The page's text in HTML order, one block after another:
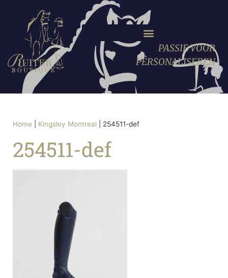
PASSIE VOOR
PERSONALISEREN
Home Kingsley Montreal 254511-def
254511-def